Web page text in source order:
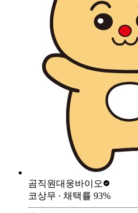
곰직원대웅바이오
코상무 ∙ 채택률 93%